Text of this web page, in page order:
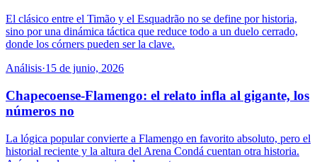
El clásico entre el Timão y el Esquadrão no se define por historia,
sino por una dinámica táctica que reduce todo a un duelo cerrado,
donde los córners pueden ser la clave.
Análisis·15 de junio, 2026
Chapecoense-Flamengo: el relato infla al gigante, los
números no
La lógica popular convierte a Flamengo en favorito absoluto, pero el
historial reciente y la altura del Arena Condá cuentan otra historia.